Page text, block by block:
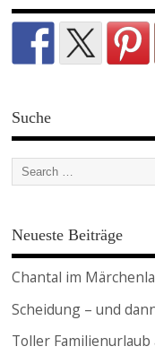
Suche
Neueste Beiträge
Chantal im
Scheidung – und
Toller